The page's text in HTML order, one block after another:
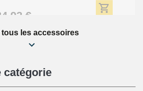
€
Réparation Montre Débutant
16,90 €
tous les accessoires
catégorie